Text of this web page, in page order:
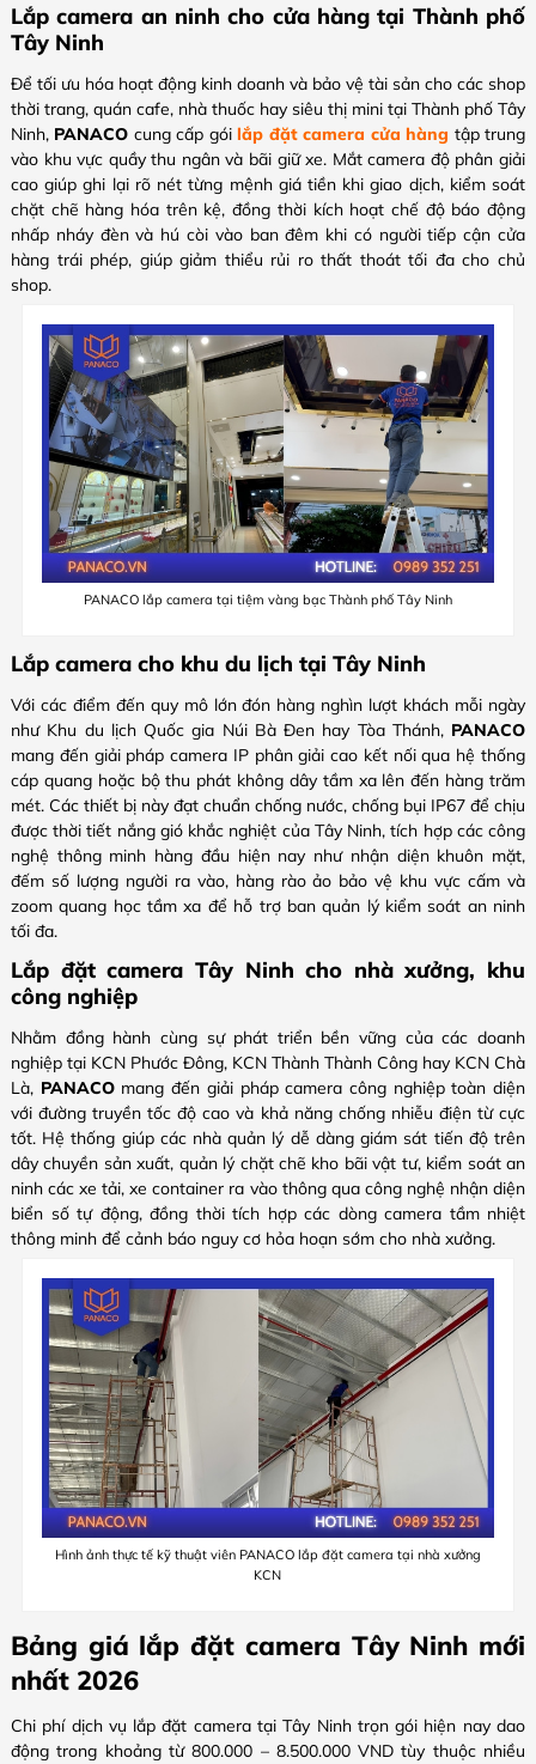
Lắp camera an ninh cho cửa hàng tại Thành phố
Tây Ninh
Để tối ưu hóa hoạt động kinh doanh và bảo vệ tài sản cho các shop
thời trang, quán cafe, nhà thuốc hay siêu thị mini tại Thành phố Tây
Ninh, PANACO cung cấp góilắp đặt camera cửa hàng tập trung
vào khu vực quầy thu ngân và bãi giữ xe. Mắt camera độ phân giải
cao giúp ghi lại rõ nét từng mệnh giá tiền khi giao dịch, kiểm soát
chặt chẽ hàng hóa trên kệ, đồng thời kích hoạt chế độ báo động
nhấp nháy đèn và hú còi vào ban đêm khi có người tiếp cận cửa
hàng trái phép, giúp giảm thiểu rủi ro thất thoát tối đa cho chủ
shop.
PANACO lắp camera tại tiệm vàng bạc Thành phố Tây Ninh
Lắp camera cho khu du lịch tại Tây Ninh
Với các điểm đến quy mô lớn đón hàng nghìn lượt khách mỗi ngày
như Khu du lịch Quốc gia Núi Bà Đen hay Tòa Thánh, PANACO
mang đến giải pháp camera IP phân giải cao kết nối qua hệ thống
cáp quang hoặc bộ thu phát không dây tầm xa lên đến hàng trăm
mét. Các thiết bị này đạt chuẩn chống nước, chống bụi IP67 để chịu
được thời tiết nắng gió khắc nghiệt của Tây Ninh, tích hợp các công
nghệ thông minh hàng đầu hiện nay như nhận diện khuôn mặt,
đếm số lượng người ra vào, hàng rào ảo bảo vệ khu vực cấm và
zoom quang học tầm xa để hỗ trợ ban quản lý kiểm soát an ninh
tối đa.
Lắp đặt camera Tây Ninh cho nhà xưởng, khu
công nghiệp
Nhằm đồng hành cùng sự phát triển bền vững của các doanh
nghiệp tại KCN Phước Đông, KCN Thành Thành Công hay KCN Chà
Là, PANACOmang đến giải pháp camera công nghiệp toàn diện
với đường truyền tốc độ cao và khả năng chống nhiễu điện từ cực
tốt. Hệ thống giúp các nhà quản lý dễ dàng giám sát tiến độ trên
dây chuyền sản xuất, quản lý chặt chẽ kho bãi vật tư, kiểm soát an
ninh các xe tải, xe container ra vào thông qua công nghệ nhận diện
biển số tự động, đồng thời tích hợp các dòng camera tầm nhiệt
thông minh để cảnh báo nguy cơ hỏa hoạn sớm cho nhà xưởng.
Hình ảnh thực tế kỹ thuật viên PANACO lắp đặt camera tại nhà xưởng
KCN
Bảng giá lắp đặt camera Tây Ninh mới
nhất 2026
Chi phí dịch vụ lắp đặt camera tại Tây Ninh trọn gói hiện nay dao
động trong khoảng từ 800.000 – 8.500.000 VND tùy thuộc nhiều